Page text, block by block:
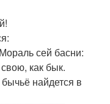
сей басни:
как бык.
найдется в